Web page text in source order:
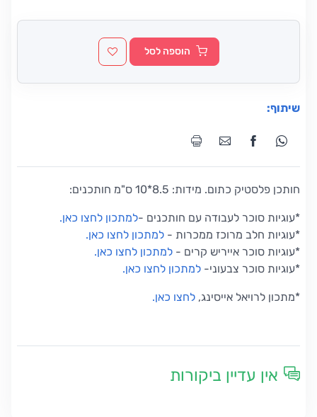
הוספה לסל
שיתוף:
חותכן פלסטיק כתום. מידות: 8.5*10 ס"מ חותכנים:
*עוגיות סוכר לעבודה עם חותכנים -למתכון לחצו כאן.
*עוגיות חלב מרוכז ממכרות - למתכון לחצו כאן.
*עוגיות סוכר אייריש קרים - למתכון לחצו כאן.
*עוגיות סוכר צבעוני- למתכון לחצו כאן.
*מתכון לרויאל אייסינג, לחצו כאן.
אין עדיין ביקורות